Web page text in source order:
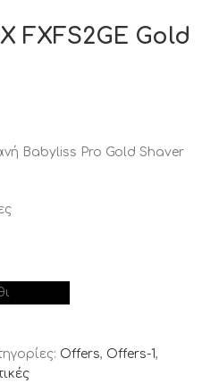
FXFS2GE Gold
Babyliss Pro Gold Shaver
Offers, Offers-1,